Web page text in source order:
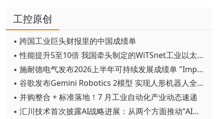
工控原创
▪ 跨国工业巨头财报里的中国成绩单
▪ 性能提升5至10倍 我国牵头制定的WiTSnet工业以太网国际标准正式发布
▪ 施耐德电气发布2026上半年可持续发展成绩单 "Impact 2030"路线图开局稳健
▪ 谷歌发布Gemini Robotics 2模型 实现人形机器人全身智能控制突破
▪ 并购整合 + 标准落地！7 月工业自动化产业动态速递
▪ 汇川技术首次披露AI战略进展：从两个方面推动“AI业务化”落地